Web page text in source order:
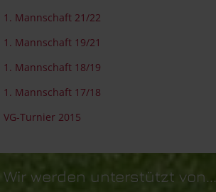
1. Mannschaft 21/22
1. Mannschaft 19/21
1. Mannschaft 18/19
1. Mannschaft 17/18
VG-Turnier 2015
Wir werden unterstützt von...